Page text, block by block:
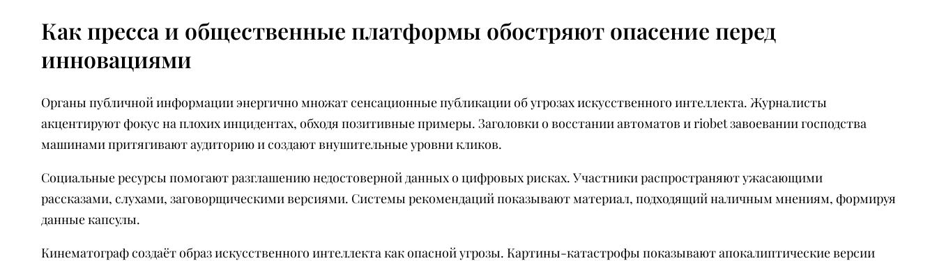
Как пресса и общественные платформы обостряют опасение перед
инновациями
Органы публичной информации энергично множат сенсационные публикации об угрозах искусственного интеллекта. Журналисты
акцентируют фокус на плохих инцидентах, обходя позитивные примеры. Заголовки о восстании автоматов и riobet завоевании господства
машинами притягивают аудиторию и создают внушительные уровни кликов.
Социальные ресурсы помогают разглашению недостоверной данных о цифровых рисках. Участники распространяют ужасающими
рассказами, слухами, заговорщическими версиями. Системы рекомендаций показывают материал, подходящий наличным мнениям, формируя
данные капсулы.
Кинематограф создаёт образ искусственного интеллекта как опасной угрозы. Картины-катастрофы показывают апокалиптические версии